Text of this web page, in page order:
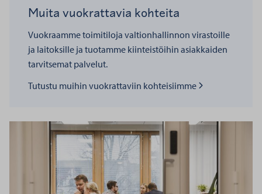
Muita vuokrattavia kohteita
Vuokraamme toimitiloja valtionhallinnon virastoille
ja laitoksille ja tuotamme kiinteistöihin asiakkaiden
tarvitsemat palvelut.
Lue lisää kohteesta
Tutustu muihin vuokrattaviin kohteisiimme